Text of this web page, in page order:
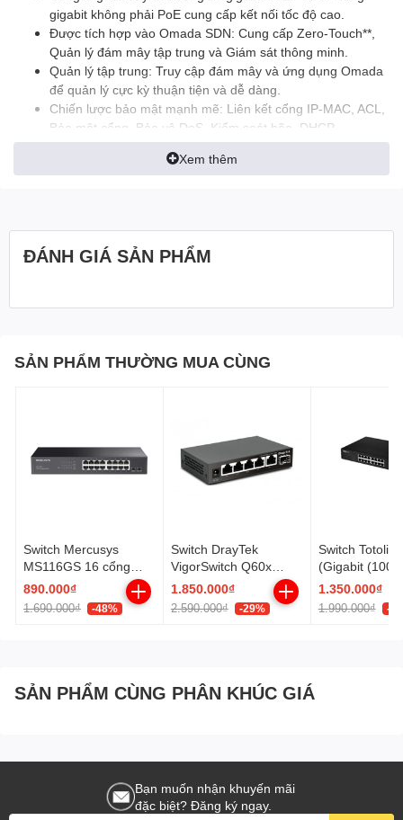
gigabit không phải PoE cung cấp kết nối tốc độ cao.
Được tích hợp vào Omada SDN: Cung cấp Zero-Touch**,
Quản lý đám mây tập trung và Giám sát thông minh.
Quản lý tập trung: Truy cập đám mây và ứng dụng Omada
để quản lý cực kỳ thuận tiện và dễ dàng.
Chiến lược bảo mật mạnh mẽ: Liên kết cổng IP-MAC, ACL,
Bảo mật cổng, Bảo vệ DoS, Kiểm soát bão, DHCP
Snooping, 802.1X, Xác thực bán kính, v.v.
Tối ưu hóa các ứng dụng Thoại và Video: L2/L3/L4 QoS và
Xem thêm
ĐÁNH GIÁ SẢN PHẨM
SẢN PHẨM THƯỜNG MUA CÙNG
Switch Mercusys
MS116GS 16 cổng
Gigabit vỏ thép - lắp
rack
890.000₫
1.690.000₫ -48%
Switch DrayTek
VigorSwitch Q60x
2.5GbE 5 Port LAN
2.5GbE + 1 SFP+
Uplink 10Gbps
1.850.000₫
2.590.000₫ -29%
Switch
(Gigabit
16 Cổng/ Vỏ
1.350.000₫
1.990.000₫ -
SẢN PHẨM CÙNG PHÂN KHÚC GIÁ
Bạn muốn nhận khuyến mãi
đặc biệt? Đăng ký ngay.